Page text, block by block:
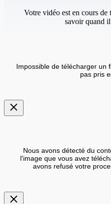
Votre vidéo est en cours de
savoir quand
Impossible de télécharger un
pas pris
Nous avons détecté du
l'image que vous avez
avons refusé votre